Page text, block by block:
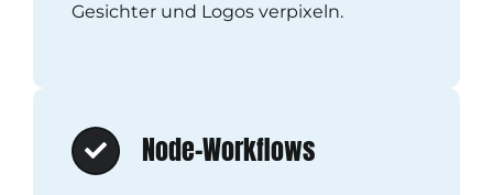
Gesichter und Logos verpixeln.
Node-Workflows